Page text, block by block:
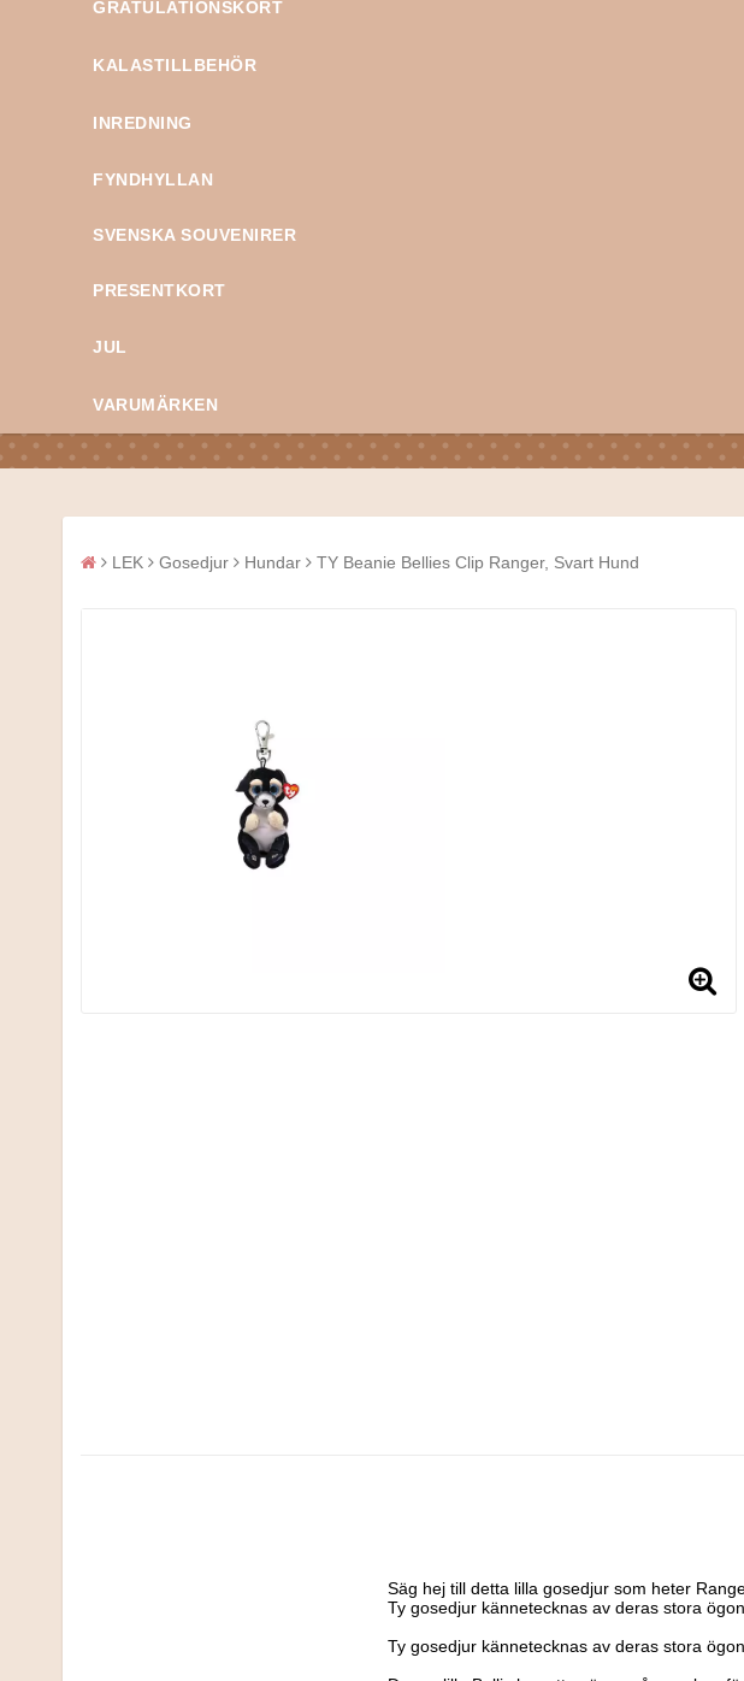
GRATULATIONSKORT
KALASTILLBEHÖR
INREDNING
FYNDHYLLAN
SVENSKA SOUVENIRER
PRESENTKORT
JUL
VARUMÄRKEN
LEK Gosedjur Hundar TY Beanie Bellies Clip Ranger, Svart Hund
Säg hej till detta lilla gosedjur som heter
Ty gosedjur kännetecknas av deras stora
Ty gosedjur kännetecknas av deras stora